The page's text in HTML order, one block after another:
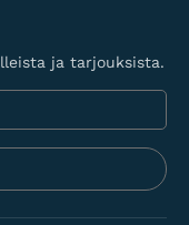
ja tarjouksista.